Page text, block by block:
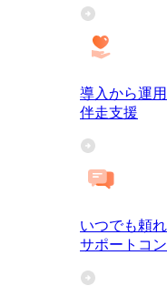
導入から運
伴走支援
いつでも頼
サポートコ